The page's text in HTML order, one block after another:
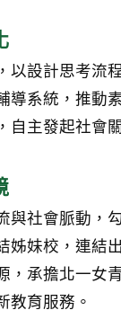
以設計思考流
導系統，推動
自主發起社會
與社會脈動，
姊妹校，連結
，承擔北一女
教育服務。